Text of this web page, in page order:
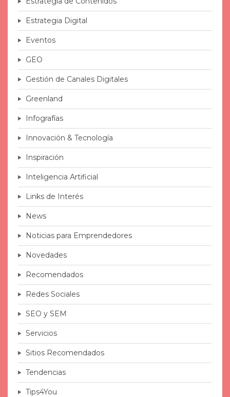
Estrategia Digital
Eventos
GEO
Gestión de Canales Digitales
Greenland
Infografías
Innovación & Tecnología
Inspiración
Inteligencia Artificial
Links de Interés
News
Noticias para Emprendedores
Novedades
Recomendados
Redes Sociales
SEO y SEM
Servicios
Sitios Recomendados
Tendencias
Tips4You